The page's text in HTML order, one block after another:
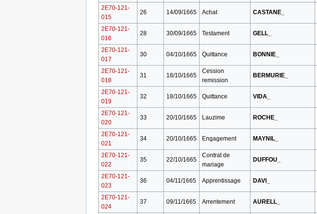
2E70-121-
015
26 14/09/1665 Achat CASTANE_
2E70-121-
016
28 30/09/1665 Testament GELL_
2E70-121-
017
30 04/10/1665 Quittance BONNIE_
2E70-121-
018
31 18/10/1665
Cession
remission
BERMURIE_
2E70-121-
019
32 18/10/1665 Quittance VIDA_
2E70-121-
020
33 20/10/1665 Lauzime ROCHE_
2E70-121-
021
34 20/10/1665 Engagement MAYNIL_
2E70-121-
022
35 22/10/1665
Contrat de
mariage
DUFFOU_
2E70-121-
023
36 04/11/1665 Apprentissage DAVI_
2E70-121-
024
37 09/11/1665 Arrentement AURELL_